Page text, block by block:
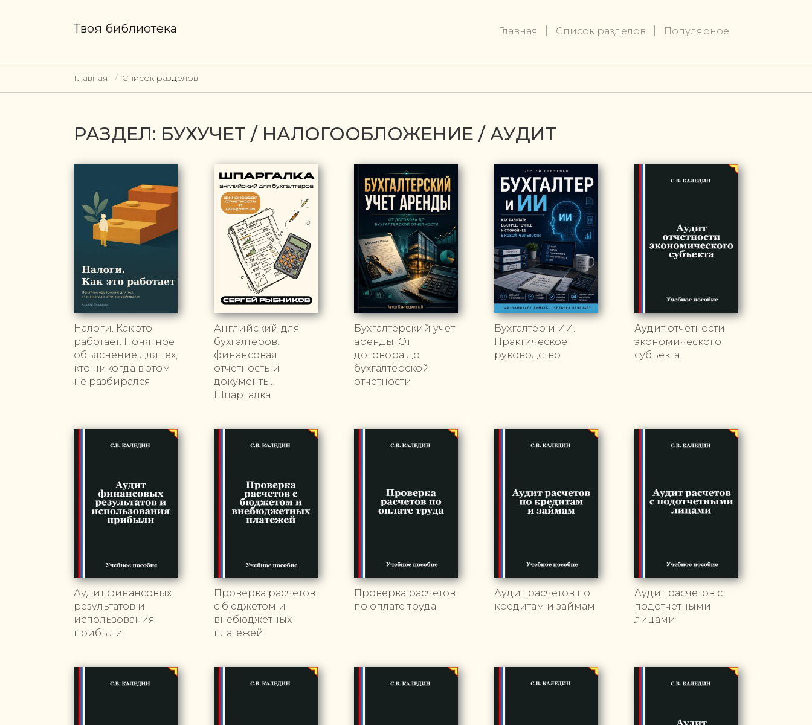
Твоя библиотека Главная Список разделов Популярное
Главная Список разделов
РАЗДЕЛ: БУХУЧЕТ / НАЛОГООБЛОЖЕНИЕ / АУДИТ
Налоги. Как это
работает. Понятное
объяснение для тех,
кто никогда в этом
не разбирался
Английский для
бухгалтеров:
финансовая
отчетность и
документы.
Шпаргалка
Бухгалтерский учет
аренды. От
договора до
бухгалтерской
отчетности
Бухгалтер и ИИ.
Практическое
руководство
Аудит отчетности
экономического
субъекта
Аудит финансовых
результатов и
использования
прибыли
Проверка расчетов
с бюджетом и
внебюджетных
платежей
Проверка расчетов
по оплате труда
Аудит расчетов по
кредитам и займам
Аудит расчетов с
подотчетными
лицами